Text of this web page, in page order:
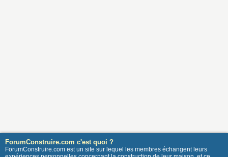
ForumConstruire.com c'est quoi ?
ForumConstruire.com est un site sur lequel les membres échangent leurs